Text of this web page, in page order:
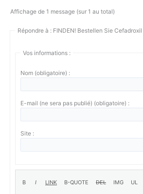
Affichage de 1 message (sur 1 au total)
Répondre à : FINDEN! Bestellen Sie
Vos informations :
Nom (obligatoire) :
E-mail (ne sera pas publié) (obligatoire) :
Site :